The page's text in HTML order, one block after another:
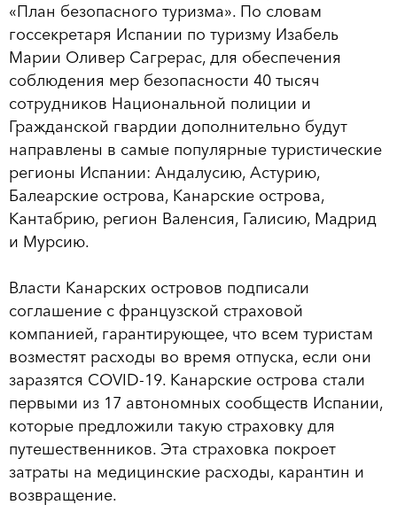
«План безопасного туризма». По словам
госсекретаря Испании по туризму Изабель
Марии Оливер Сагрерас, для обеспечения
соблюдения мер безопасности 40 тысяч
сотрудников Национальной полиции и
Гражданской гвардии дополнительно будут
направлены в самые популярные туристические
регионы Испании: Андалусию, Астурию,
Балеарские острова, Канарские острова,
Кантабрию, регион Валенсия, Галисию, Мадрид
и Мурсию.
Власти Канарских островов подписали
соглашение с французской страховой
компанией, гарантирующее, что всем туристам
возместят расходы во время отпуска, если они
заразятся COVID-19. Канарские острова стали
первыми из 17 автономных сообществ Испании,
которые предложили такую ​​страховку для
путешественников. Эта страховка покроет
затраты на медицинские расходы, карантин и
возвращение.